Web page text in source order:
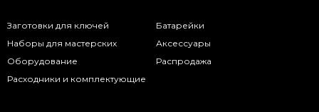
Заготовки для ключей
Наборы для мастерских
Оборудование
Расходники и комплектующие
Батарейки
Аксессуары
Распродажа